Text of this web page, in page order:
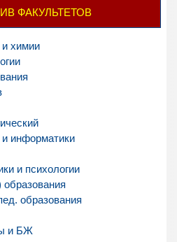
ФАКУЛЬТЕТОВ
и химии
информатики
и психологии
образования
и БЖ